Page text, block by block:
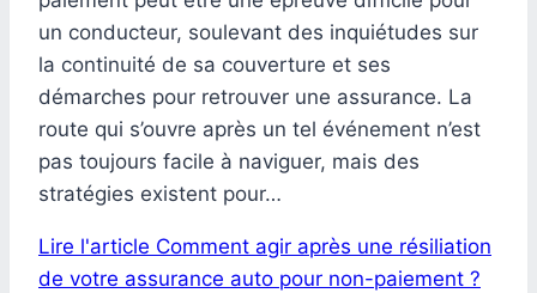
un conducteur, soulevant des inquiétudes sur
la continuité de sa couverture et ses
démarches pour retrouver une assurance. La
route qui s’ouvre après un tel événement n’est
pas toujours facile à naviguer, mais des
stratégies existent pour…
Lire l'article Comment agir après une résiliation
de votre assurance auto pour non-paiement ?